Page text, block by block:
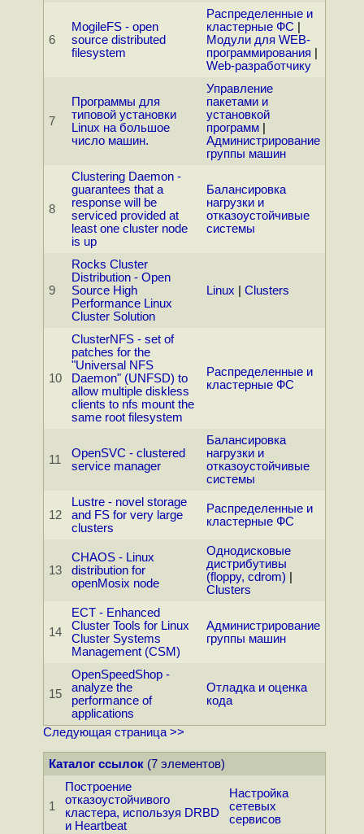
6
MogileFS - open
source distributed
filesystem
Распределенные и
кластерные ФС
Модули для WEB-
программирования
Web-разработчику
7
Программы для
типовой установки
Linux на большое
число машин.
Управление
пакетами и
установкой
программ|
Администрирование
группы машин
8
Clustering Daemon -
guarantees that a
response will be
serviced provided at
least one cluster node
is up
Балансировка
нагрузки и
отказоустойчивые
системы
9
Rocks Cluster
Distribution - Open
Source High
Performance Linux
Cluster Solution
Linux Clusters
10
ClusterNFS - set of
patches for the
"Universal NFS
Daemon" (UNFSD) to
allow multiple diskless
clients to nfs mount the
same root filesystem
Распределенные и
кластерные ФС
11
OpenSVC - clustered
service manager
Балансировка
нагрузки и
отказоустойчивые
системы
12
Lustre - novel storage
and FS for very large
clusters
Распределенные и
кластерные ФС
13
CHAOS - Linux
distribution for
openMosix node
Однодисковые
дистрибутивы
(floppy, cdrom)
Clusters
14
ECT - Enhanced
Cluster Tools for Linux
Cluster Systems
Management (CSM)
Администрирование
группы машин
15
OpenSpeedShop -
analyze the
performance of
applications
Отладка и оценка
кода
Следующая страница >>
Каталог ссылок(7 элементов)
1
Построение
отказоустойчивого
кластера, используя DRBD
и Heartbeat
Настройка
сетевых
сервисов